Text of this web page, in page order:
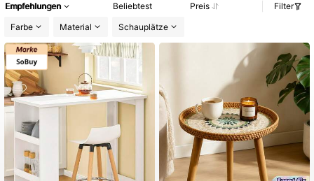
Empfehlungen Beliebtest Preis
Filter
Farbe
Material Schauplätze